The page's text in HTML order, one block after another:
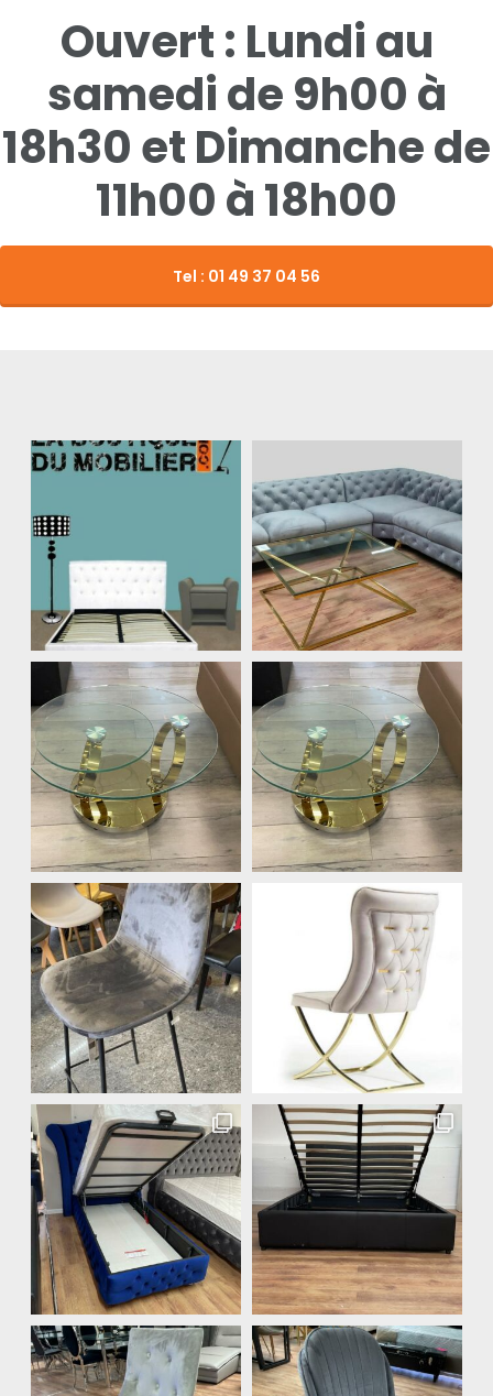
Ouvert : Lundi au
samedi de 9h00 à
18h30 et Dimanche de
11h00 à 18h00
Tel : 01 49 37 04 56
Canapé
Console
Meuble Chaussure
Literie
Table
Table Basse
Contact